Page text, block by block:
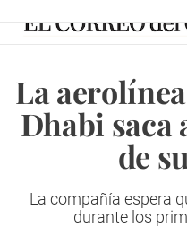
La
Dhabi saca
de
La compañía espera
durante los